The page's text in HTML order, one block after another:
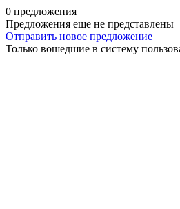
0 предложения
Предложения еще не представлены
Отправить новое предложение
Только вошедшие в систему